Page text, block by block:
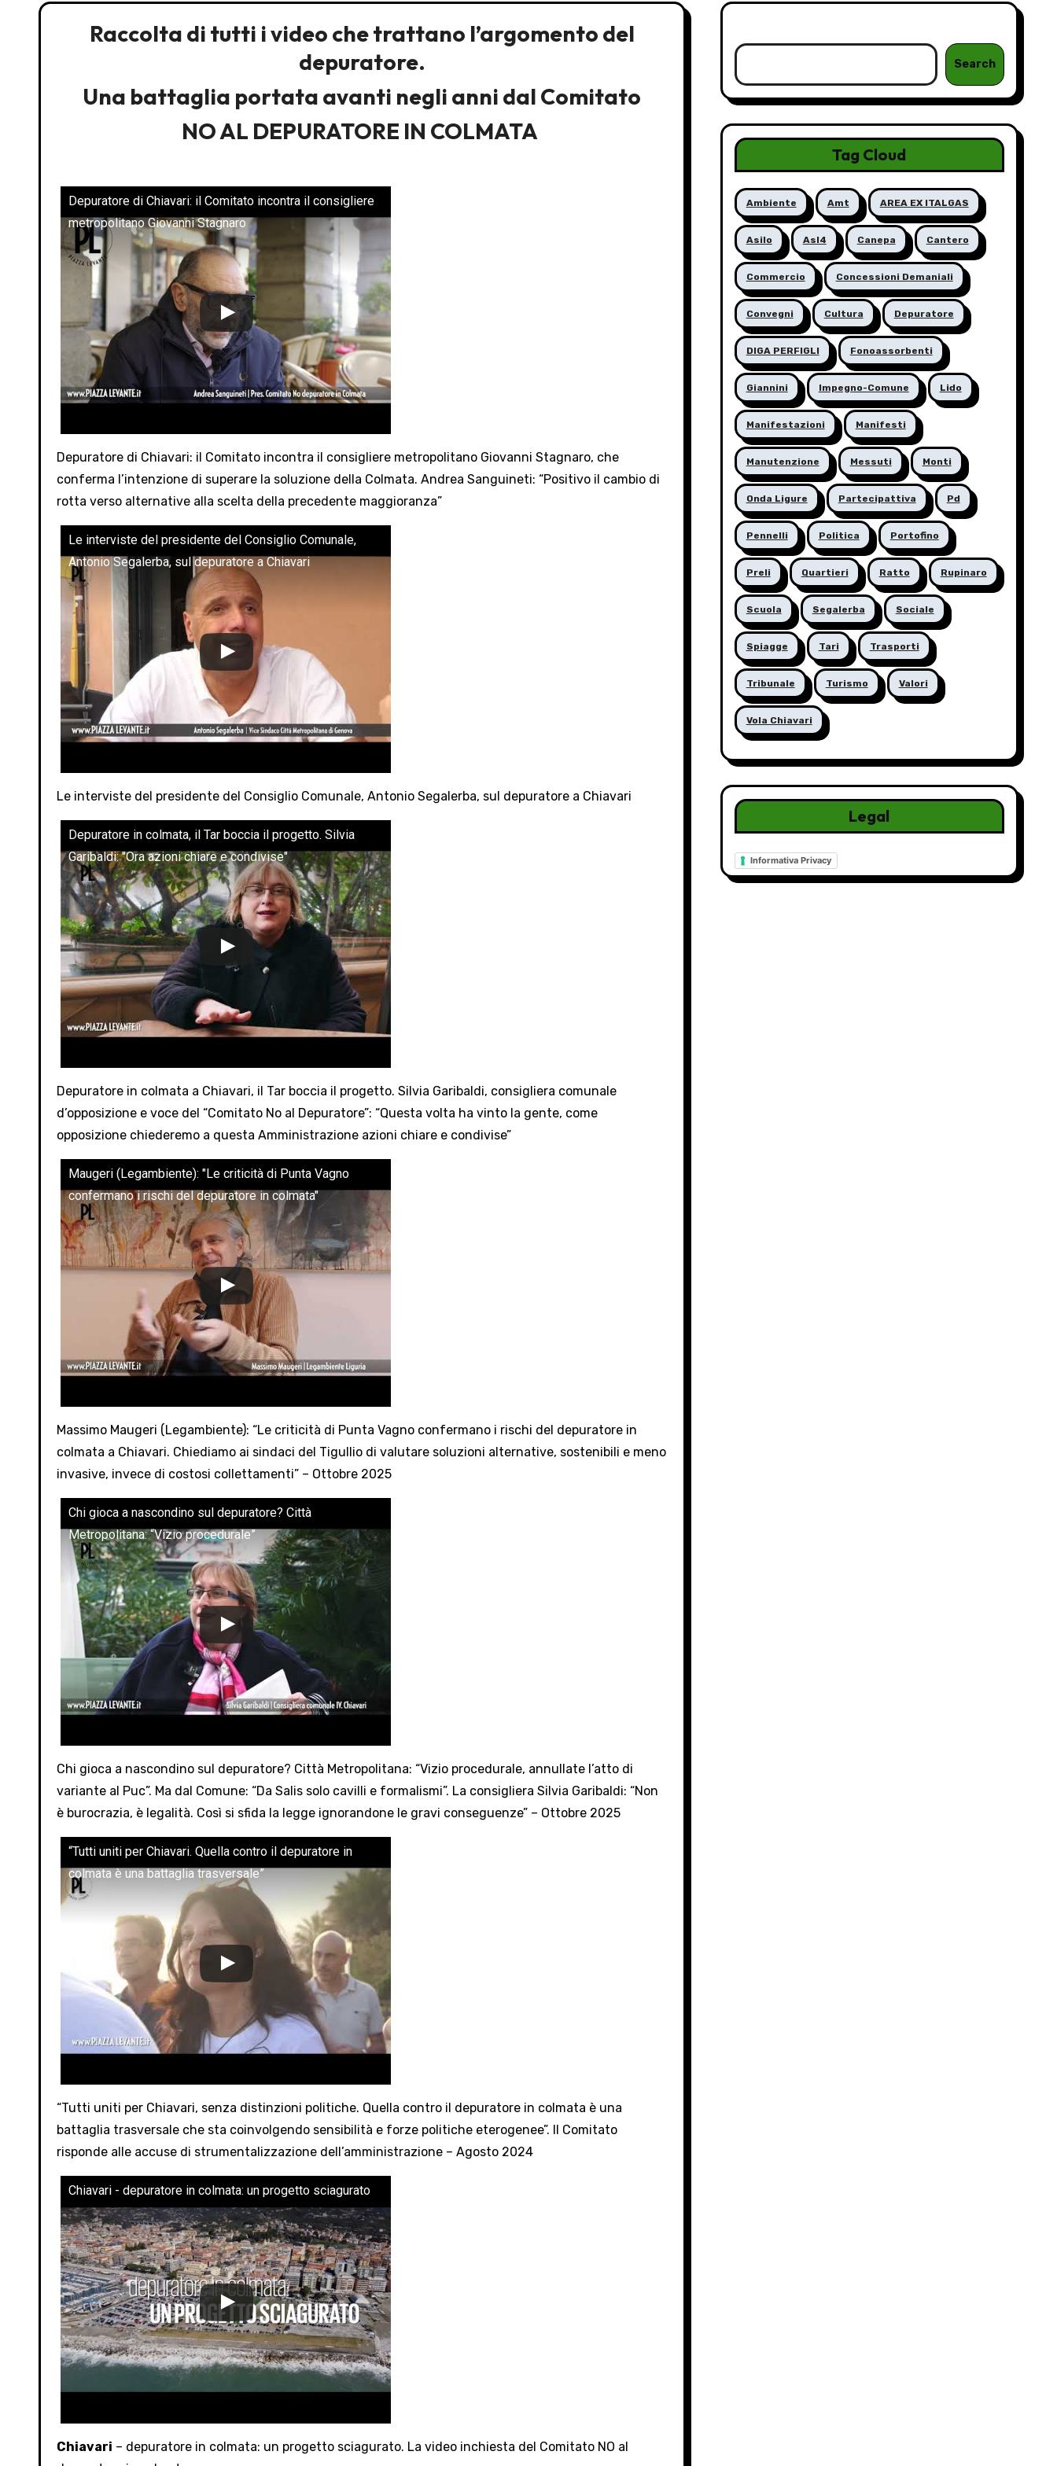
Raccolta di tutti i video che trattano l’argomento del
depuratore.
Una battaglia portata avanti negli anni dal Comitato
NO AL DEPURATORE IN COLMATA
Depuratore di Chiavari: il Comitato incontra il consigliere
metropolitano Giovanni Stagnaro
Depuratore di Chiavari: il Comitato incontra il consigliere metropolitano Giovanni Stagnaro, che
conferma l’intenzione di superare la soluzione della Colmata. Andrea Sanguineti: “Positivo il cambio di
rotta verso alternative alla scelta della precedente maggioranza”
Le interviste del presidente del Consiglio Comunale,
Antonio Segalerba, sul depuratore a Chiavari
Le interviste del presidente del Consiglio Comunale, Antonio Segalerba, sul depuratore a Chiavari
Depuratore in colmata, il Tar boccia il progetto. Silvia
Garibaldi: "Ora azioni chiare e condivise"
Depuratore in colmata a Chiavari, il Tar boccia il progetto. Silvia Garibaldi, consigliera comunale
d’opposizione e voce del “Comitato No al Depuratore”: “Questa volta ha vinto la gente, come
opposizione chiederemo a questa Amministrazione azioni chiare e condivise”
Maugeri (Legambiente): "Le criticità di Punta Vagno
confermano i rischi del depuratore in colmata"
Massimo Maugeri (Legambiente): “Le criticità di Punta Vagno confermano i rischi del depuratore in
colmata a Chiavari. Chiediamo ai sindaci del Tigullio di valutare soluzioni alternative, sostenibili e meno
invasive, invece di costosi collettamenti” – Ottobre 2025
Chi gioca a nascondino sul depuratore? Città
Metropolitana: “Vizio procedurale”
Chi gioca a nascondino sul depuratore? Città Metropolitana: “Vizio procedurale, annullate l’atto di
variante al Puc”. Ma dal Comune: “Da Salis solo cavilli e formalismi”. La consigliera Silvia Garibaldi: “Non
è burocrazia, è legalità. Così si sfida la legge ignorandone le gravi conseguenze” – Ottobre 2025
“Tutti uniti per Chiavari. Quella contro il depuratore in
colmata è una battaglia trasversale”
“Tutti uniti per Chiavari, senza distinzioni politiche. Quella contro il depuratore in colmata è una
battaglia trasversale che sta coinvolgendo sensibilità e forze politiche eterogenee”. Il Comitato
risponde alle accuse di strumentalizzazione dell’amministrazione – Agosto 2024
Chiavari - depuratore in colmata: un progetto sciagurato
Chiavari – depuratore in colmata: un progetto sciagurato. La video inchiesta del Comitato NO al
Search
Tag Cloud
Ambiente Amt AREA EX ITALGAS
Asilo Asl4 Canepa Cantero
Commercio Concessioni Demaniali
Convegni Cultura Depuratore
DIGA PERFIGLI Fonoassorbenti
Giannini Impegno-Comune Lido
Manifestazioni Manifesti
Manutenzione Messuti Monti
Onda Ligure Partecipattiva Pd
Pennelli Politica Portofino
Preli Quartieri Ratto Rupinaro
Scuola Segalerba Sociale
Spiagge Tari Trasporti
Tribunale Turismo Valori
Vola Chiavari
Legal
Informativa Privacy